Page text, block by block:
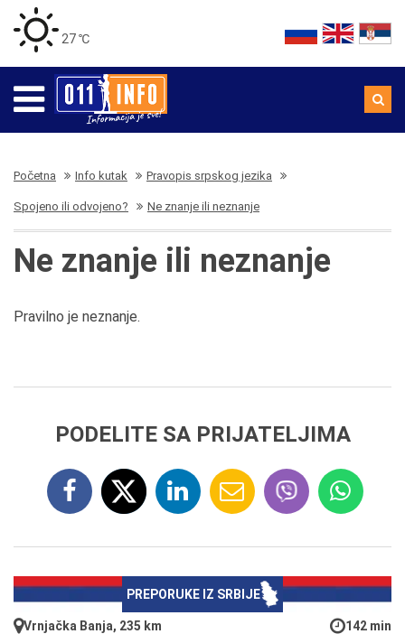
27 ℃
Početna Info kutak Pravopis srpskog jezika
Spojeno ili odvojeno? Ne znanje ili neznanje
Ne znanje ili neznanje
Pravilno je neznanje.
PODELITE SA PRIJATELJIMA
PREPORUKE IZ SRBIJE
Vrnjačka Banja, 235 km 142 min